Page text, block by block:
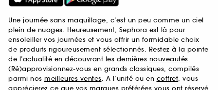
Une journée sans maquillage, c’est un peu comme un ciel
plein de nuages. Heureusement, Sephora est là pour
ensoleiller vos journées et vous offrir un formidable choix
de produits rigoureusement sélectionnés. Restez à la pointe
de l’actualité en découvrant les dernières nouveautés.
(Ré)approvisionnez-vous en grands classiques, compilés
parmi nos meilleures ventes. A l’unité ou en coffret, vous